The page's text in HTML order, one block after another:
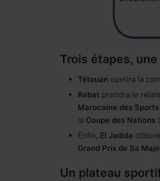
Trois étapes,
Tétouan ouvrira la
Rabat prendra le
Marocaine des
la Coupe des Nations
Enfin, El Jadida
Grand Prix de Sa
Un plateau